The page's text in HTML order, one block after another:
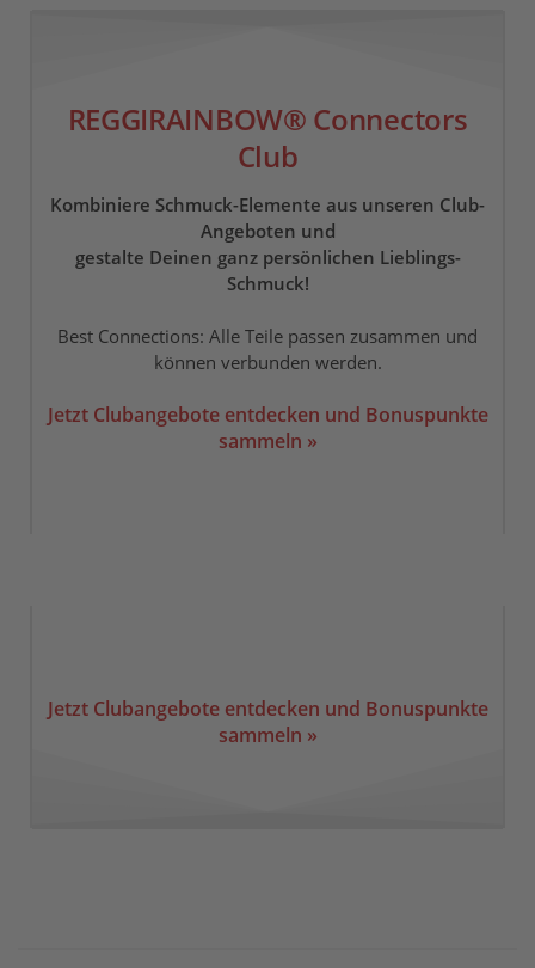
REGGIRAINBOW® Connectors
Club
Kombiniere Schmuck-Elemente aus unseren Club-
Angeboten und
gestalte Deinen ganz persönlichen Lieblings-
Schmuck!
Best Connections: Alle Teile passen zusammen und
können verbunden werden.
Jetzt Clubangebote entdecken und Bonuspunkte
sammeln »
Jetzt Clubangebote entdecken und Bonuspunkte
sammeln »